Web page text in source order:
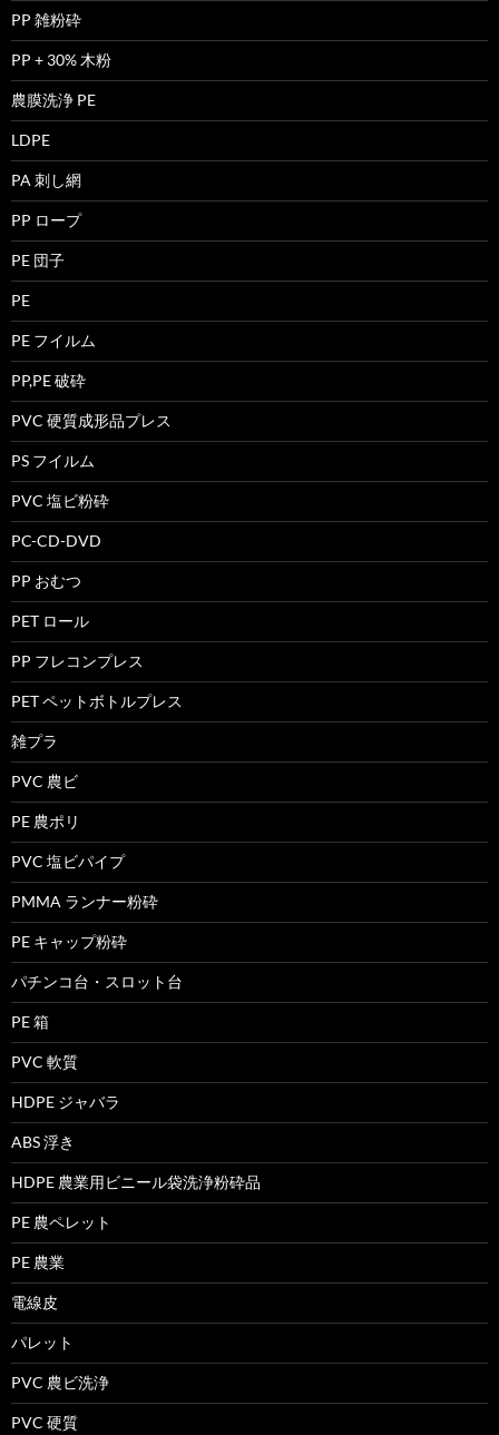
PP 雑粉砕
PP + 30% 木粉
農膜洗浄 PE
LDPE
PA 刺し網
PP ロープ
PE 団子
PE
PE フイルム
PP,PE 破砕
PVC 硬質成形品プレス
PS フイルム
PVC 塩ビ粉砕
PC-CD-DVD
PP おむつ
PET ロール
PP フレコンプレス
PET ペットボトルプレス
雑プラ
PVC 農ビ
PE 農ポリ
PVC 塩ビパイプ
PMMA ランナー粉砕
PE キャップ粉砕
パチンコ台・スロット台
PE 箱
PVC 軟質
HDPE ジャバラ
ABS 浮き
HDPE 農業用ビニール袋洗浄粉砕品
PE 農ペレット
PE 農業
電線皮
パレット
PVC 農ビ洗浄
PVC 硬質